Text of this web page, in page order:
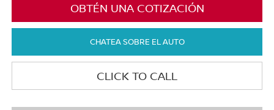
OBTÉN UNA COTIZACIÓN
CHATEA SOBRE EL AUTO
CLICK TO CALL